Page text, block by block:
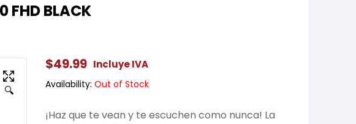
FHD BLACK
🔍
$49.99 Incluye IVA
Availability: Out of Stock
¡Haz que te vean y te escuchen como nunca! La